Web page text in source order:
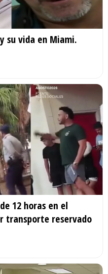
su vida en Miami.
12 horas en el
transporte reservado